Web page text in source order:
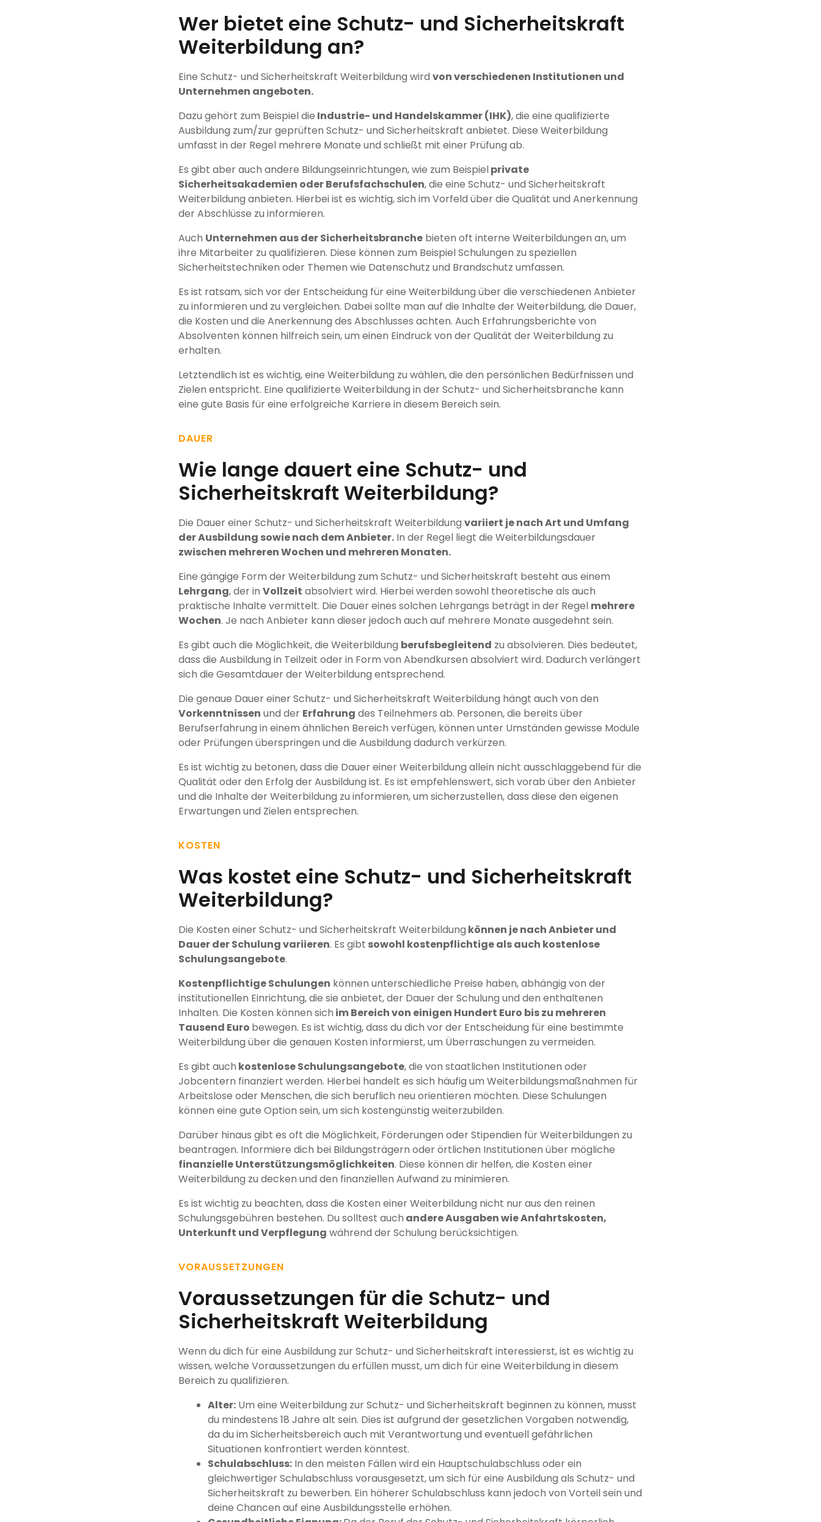
Wer bietet eine Schutz- und Sicherheitskraft
Weiterbildung an?
Eine Schutz- und Sicherheitskraft Weiterbildung wird von verschiedenen Institutionen und
Unternehmen angeboten.
Dazu gehört zum Beispiel die Industrie- und Handelskammer (IHK), die eine qualifizierte
Ausbildung zum/zur geprüften Schutz- und Sicherheitskraft anbietet. Diese Weiterbildung
umfasst in der Regel mehrere Monate und schließt mit einer Prüfung ab.
Es gibt aber auch andere Bildungseinrichtungen, wie zum Beispielprivate
Sicherheitsakademien oder Berufsfachschulen, die eine Schutz- und Sicherheitskraft
Weiterbildung anbieten. Hierbei ist es wichtig, sich im Vorfeld über die Qualität und Anerkennung
der Abschlüsse zu informieren.
Auch Unternehmen aus der Sicherheitsbranche bieten oft interne Weiterbildungen an, um
ihre Mitarbeiter zu qualifizieren. Diese können zum Beispiel Schulungen zu speziellen
Sicherheitstechniken oder Themen wie Datenschutz und Brandschutz umfassen.
Es ist ratsam, sich vor der Entscheidung für eine Weiterbildung über die verschiedenen Anbieter
zu informieren und zu vergleichen. Dabei sollte man auf die Inhalte der Weiterbildung, die Dauer,
die Kosten und die Anerkennung des Abschlusses achten. Auch Erfahrungsberichte von
Absolventen können hilfreich sein, um einen Eindruck von der Qualität der Weiterbildung zu
erhalten.
Letztendlich ist es wichtig, eine Weiterbildung zu wählen, die den persönlichen Bedürfnissen und
Zielen entspricht. Eine qualifizierte Weiterbildung in der Schutz- und Sicherheitsbranche kann
eine gute Basis für eine erfolgreiche Karriere in diesem Bereich sein.
DAUER
Wie lange dauert eine Schutz- und
Sicherheitskraft Weiterbildung?
Die Dauer einer Schutz- und Sicherheitskraft Weiterbildung variiert je nach Art und Umfang
der Ausbildung sowie nach dem Anbieter. In der Regel liegt die Weiterbildungsdauer
zwischen mehreren Wochen und mehreren Monaten.
Eine gängige Form der Weiterbildung zum Schutz- und Sicherheitskraft besteht aus einem
Lehrgang, der in Vollzeit absolviert wird. Hierbei werden sowohl theoretische als auch
praktische Inhalte vermittelt. Die Dauer eines solchen Lehrgangs beträgt in der Regel mehrere
Wochen. Je nach Anbieter kann dieser jedoch auch auf mehrere Monate ausgedehnt sein.
Es gibt auch die Möglichkeit, die Weiterbildung berufsbegleitend zu absolvieren. Dies bedeutet,
dass die Ausbildung in Teilzeit oder in Form von Abendkursen absolviert wird. Dadurch verlängert
sich die Gesamtdauer der Weiterbildung entsprechend.
Die genaue Dauer einer Schutz- und Sicherheitskraft Weiterbildung hängt auch von den
Vorkenntnissen und der Erfahrung des Teilnehmers ab. Personen, die bereits über
Berufserfahrung in einem ähnlichen Bereich verfügen, können unter Umständen gewisse Module
oder Prüfungen überspringen und die Ausbildung dadurch verkürzen.
Es ist wichtig zu betonen, dass die Dauer einer Weiterbildung allein nicht ausschlaggebend für die
Qualität oder den Erfolg der Ausbildung ist. Es ist empfehlenswert, sich vorab über den Anbieter
und die Inhalte der Weiterbildung zu informieren, um sicherzustellen, dass diese den eigenen
Erwartungen und Zielen entsprechen.
KOSTEN
Was kostet eine Schutz- und Sicherheitskraft
Weiterbildung?
Die Kosten einer Schutz- und Sicherheitskraft Weiterbildung können je nach Anbieter und
Dauer der Schulung variieren. Es gibt sowohl kostenpflichtige als auch kostenlose
Schulungsangebote.
Kostenpflichtige Schulungen können unterschiedliche Preise haben, abhängig von der
institutionellen Einrichtung, die sie anbietet, der Dauer der Schulung und den enthaltenen
Inhalten. Die Kosten können sich im Bereich von einigen Hundert Euro bis zu mehreren
Tausend Euro bewegen. Es ist wichtig, dass du dich vor der Entscheidung für eine bestimmte
Weiterbildung über die genauen Kosten informierst, um Überraschungen zu vermeiden.
Es gibt auch kostenlose Schulungsangebote, die von staatlichen Institutionen oder
Jobcentern finanziert werden. Hierbei handelt es sich häufig um Weiterbildungsmaßnahmen für
Arbeitslose oder Menschen, die sich beruflich neu orientieren möchten. Diese Schulungen
können eine gute Option sein, um sich kostengünstig weiterzubilden.
Darüber hinaus gibt es oft die Möglichkeit, Förderungen oder Stipendien für Weiterbildungen zu
beantragen. Informiere dich bei Bildungsträgern oder örtlichen Institutionen über mögliche
finanzielle Unterstützungsmöglichkeiten. Diese können dir helfen, die Kosten einer
Weiterbildung zu decken und den finanziellen Aufwand zu minimieren.
Es ist wichtig zu beachten, dass die Kosten einer Weiterbildung nicht nur aus den reinen
Schulungsgebühren bestehen. Du solltest auch andere Ausgaben wie Anfahrtskosten,
Unterkunft und Verpflegung während der Schulung berücksichtigen.
VORAUSSETZUNGEN
Voraussetzungen für die Schutz- und
Sicherheitskraft Weiterbildung
Wenn du dich für eine Ausbildung zur Schutz- und Sicherheitskraft interessierst, ist es wichtig zu
wissen, welche Voraussetzungen du erfüllen musst, um dich für eine Weiterbildung in diesem
Bereich zu qualifizieren.
Alter: Um eine Weiterbildung zur Schutz- und Sicherheitskraft beginnen zu können, musst
du mindestens 18 Jahre alt sein. Dies ist aufgrund der gesetzlichen Vorgaben notwendig,
da du im Sicherheitsbereich auch mit Verantwortung und eventuell gefährlichen
Situationen konfrontiert werden könntest.
Schulabschluss: In den meisten Fällen wird ein Hauptschulabschluss oder ein
gleichwertiger Schulabschluss vorausgesetzt, um sich für eine Ausbildung als Schutz- und
Sicherheitskraft zu bewerben. Ein höherer Schulabschluss kann jedoch von Vorteil sein und
deine Chancen auf eine Ausbildungsstelle erhöhen.